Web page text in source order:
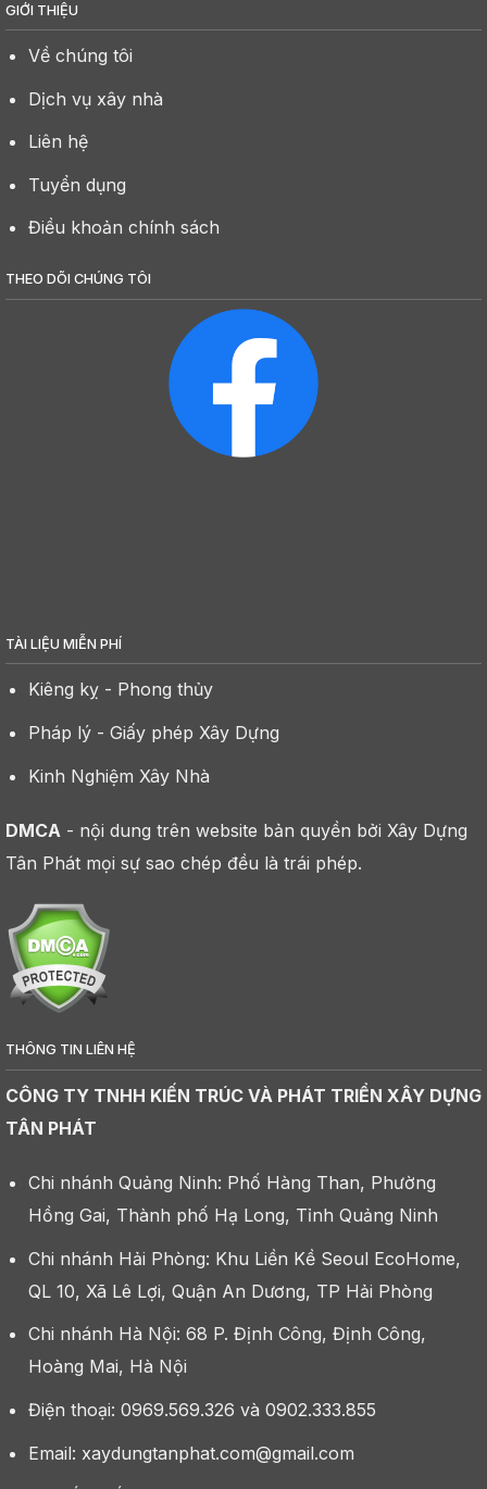
GIỚI THIỆU
Về chúng tôi
Dịch vụ xây nhà
Liên hệ
Tuyển dụng
Điều khoản chính sách
THEO DÕI CHÚNG TÔI
TÀI LIỆU MIỄN PHÍ
Kiêng kỵ - Phong thủy
Pháp lý - Giấy phép Xây Dựng
Kinh Nghiệm Xây Nhà
DMCA - nội dung trên website bản quyền bởi Xây Dựng
Tân Phát mọi sự sao chép đều là trái phép.
THÔNG TIN LIÊN HỆ
CÔNG TY TNHH KIẾN TRÚC VÀ PHÁT TRIỂN XÂY DỰNG
TÂN PHÁT
Chi nhánh Quảng Ninh: Phố Hàng Than, Phường
Hồng Gai, Thành phố Hạ Long, Tỉnh Quảng Ninh
Chi nhánh Hải Phòng: Khu Liền Kề Seoul EcoHome,
QL 10, Xã Lê Lợi, Quận An Dương, TP Hải Phòng
Chi nhánh Hà Nội: 68 P. Định Công, Định Công,
Hoàng Mai, Hà Nội
Điện thoại: 0969.569.326 và 0902.333.855
Email: xaydungtanphat.com@gmail.com